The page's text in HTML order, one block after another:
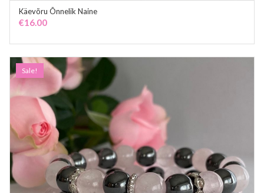
Käevõru Õnnelik Naine
€16.00
Sale!